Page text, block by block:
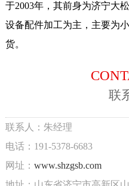
于2003年，其前身为济宁大
设备配件加工为主，主要为
货。
联
联系人：朱经理
电话：191-5378-6683
网址： www.shzgsb.com